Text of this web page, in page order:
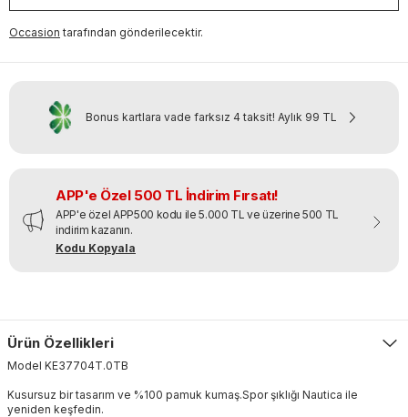
Occasion tarafından gönderilecektir.
Bonus kartlara vade farksız 4 taksit! Aylık 99 TL
APP'e Özel 500 TL İndirim Fırsatı!
APP'e özel APP500 kodu ile 5.000 TL ve üzerine 500 TL
indirim kazanın.
Kodu Kopyala
Ürün Özellikleri
Model KE37704T.0TB
Kusursuz bir tasarım ve %100 pamuk kumaş.Spor şıklığı Nautica ile
yeniden keşfedin.